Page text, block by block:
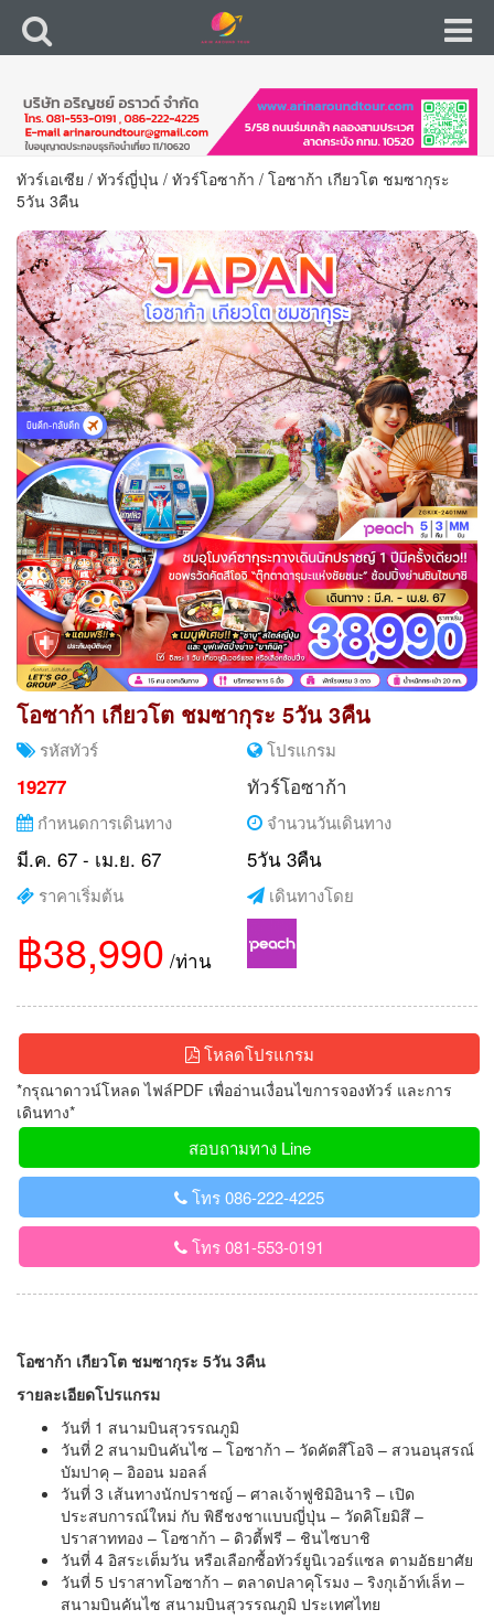
ทัวร์เอเซีย / ทัวร์ญี่ปุ่น / ทัวร์โอซาก้า / โอซาก้า เกียวโต ชมซากุระ
5วัน 3คืน
โอซาก้า เกียวโต ชมซากุระ 5วัน 3คืน
รหัสทัวร์
19277
โปรแกรม
ทัวร์โอซาก้า
กำหนดการเดินทาง
มี.ค. 67 - เม.ย. 67
จำนวนวันเดินทาง
5วัน 3คืน
ราคาเริ่มต้น
฿38,990 /ท่าน
เดินทางโดย
โหลดโปรแกรม
*กรุณาดาวน์โหลด ไฟล์PDF เพื่ออ่านเงื่อนไขการจองทัวร์ และการ
เดินทาง*
สอบถามทาง Line
โทร 086-222-4225
โทร 081-553-0191
โอซาก้า เกียวโต ชมซากุระ 5วัน 3คืน
รายละเอียดโปรแกรม
วันที่ 1 สนามบินสุวรรณภูมิ
วันที่ 2 สนามบินคันไซ – โอซาก้า – วัดคัตสึโอจิ – สวนอนุสรณ์
บัมปาคุ – อิออน มอลล์
วันที่ 3 เส้นทางนักปราชญ์ – ศาลเจ้าฟูชิมิอินาริ – เปิด
ประสบการณ์ใหม่ กับ พิธีชงชาแบบญี่ปุ่น – วัดคิโยมิสึ –
ปราสาททอง – โอซาก้า – ดิวตี้ฟรี – ชินไซบาชิ
วันที่ 4 อิสระเต็มวัน หรือเลือกซื้อทัวร์ยูนิเวอร์แซล ตามอัธยาศัย
วันที่ 5 ปราสาทโอซาก้า – ตลาดปลาคุโรมง – ริงกุเอ้าท์เล็ท –
สนามบินคันไซ สนามบินสุวรรณภูมิ ประเทศไทย